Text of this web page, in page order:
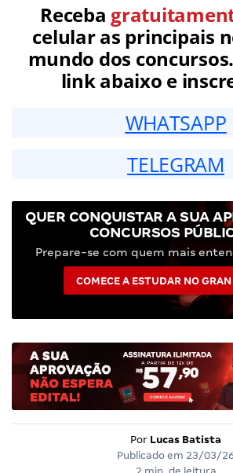
Receba
celular as principais
mundo dos
link abaixo e
WHATSAPP
TELEGRAM
QUER CONQUISTAR A SUA
CONCURSOS
Prepare-se com quem mais
COMECE A ESTUDAR NO GRAN
Por Lucas Batista
Publicado em 23/03/26